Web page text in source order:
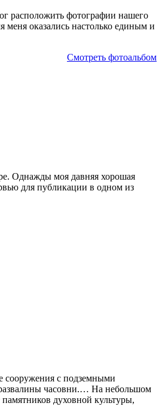
расположить фотографии нашего
меня оказались настолько единым и
Смотреть фотоальбом
Однажды моя давняя хорошая
для публикации в одном из
сооружения с подземными
часовни.… На небольшом
духовной культуры,